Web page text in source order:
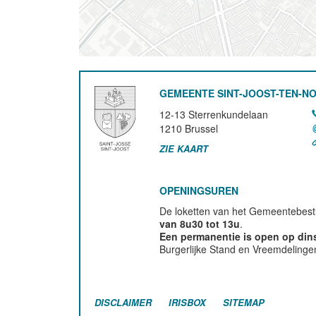
GEMEENTE SINT-JOOST-TEN-
12-13 Sterrenkundelaan
1210 Brussel
ZIE KAART
OPENINGSUREN
De loketten van het
van 8u30 tot 13u.
Een permanentie is open op
Burgerlijke Stand en
DISCLAIMER IRISBOX SITEMAP